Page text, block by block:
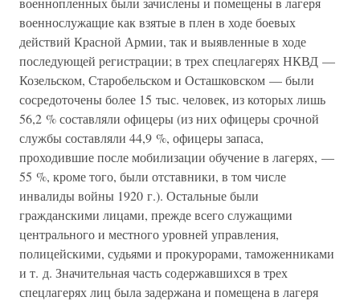
военнослужащие как взятые в плен в ходе боевых
действий Красной Армии, так и выявленные в ходе
последующей регистрации; в трех спецлагерях НКВД —
Козельском, Старобельском и Осташковском — были
сосредоточены более 15 тыс. человек, из которых лишь
56,2 % составляли офицеры (из них офицеры срочной
службы составляли 44,9 %, офицеры запаса,
проходившие после мобилизации обучение в лагерях, —
55 %, кроме того, были отставники, в том числе
инвалиды войны 1920 г.). Остальные были
гражданскими лицами, прежде всего служащими
центрального и местного уровней управления,
полицейскими, судьями и прокурорами, таможенниками
и т. д. Значительная часть содержавшихся в трех
спецлагерях лиц была задержана и помещена в лагеря